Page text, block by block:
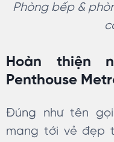
Phòng bếp &
Hoàn thiện
Penthouse
Đúng như tên
mang tới vẻ đẹp